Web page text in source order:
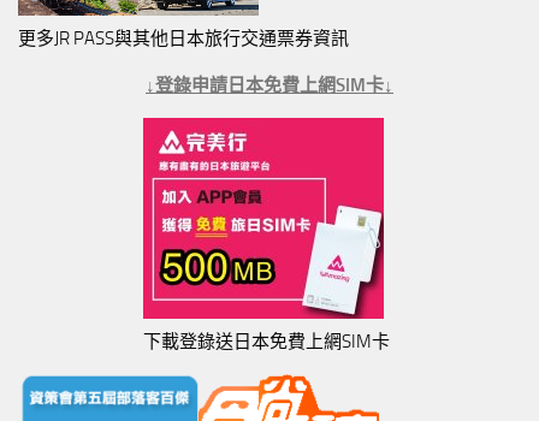
更多JR PASS與其他日本旅行交通票券資訊
↓登錄申請日本免費上網SIM卡↓
下載登錄送日本免費上網SIM卡